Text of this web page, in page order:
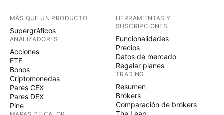
MÁS QUE UN PRODUCTO
Supergráficos
ANALIZADORES
Acciones
ETF
Bonos
Criptomonedas
Pares CEX
Pares DEX
Pine
HERRAMIENTAS Y
SUSCRIPCIONES
Funcionalidades
Precios
Datos de mercado
Regalar planes
TRADING
Resumen
Brókers
Comparación de brókers
The Leap